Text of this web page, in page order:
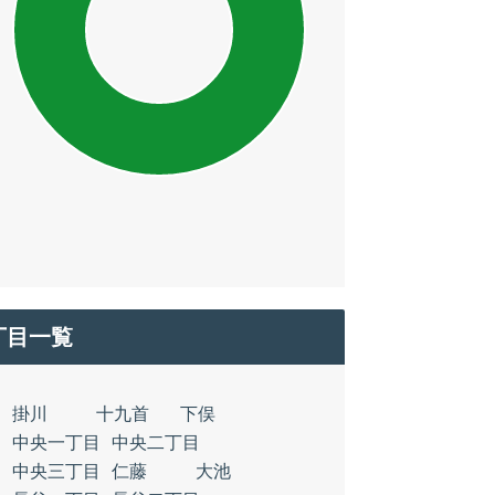
目一覧
掛川 十九首
下俣
中央一丁目
中央二丁目
中央三丁目
仁藤
大池